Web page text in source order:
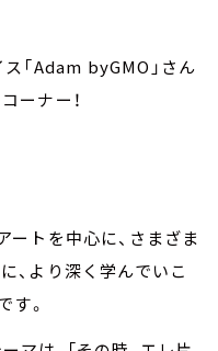
「Adam byGMO」さん
ーナー！
トを中心に、さまざま
、より深く学んでいこ
す。